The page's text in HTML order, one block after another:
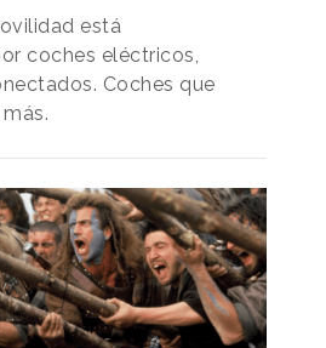
está
coches eléctricos,
Coches que